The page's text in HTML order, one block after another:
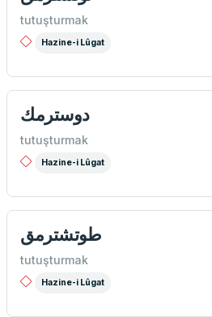
tutuşturmak
Hazine-i Lûgat
دوسترمك
tutuşturmak
Hazine-i Lûgat
طوتشترمق
tutuşturmak
Hazine-i Lûgat